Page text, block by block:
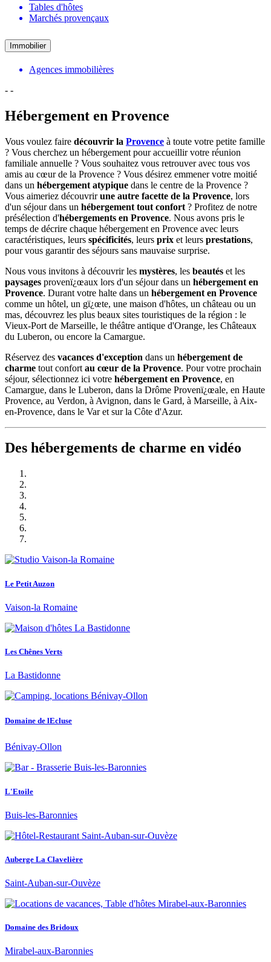
Tables d'hôtes
Marchés provençaux
Immobilier
Agences immobilières
- -
Hébergement en Provence
Vous voulez faire découvrir la Provence à toute votre petite famille
? Vous cherchez un hébergement pour accueillir votre réunion
familiale annuelle ? Vous souhaitez vous retrouver avec tous vos
amis au cœur de la Provence ? Vous désirez emmener votre moitié
dans un hébergement atypique dans le centre de la Provence ?
Vous aimeriez découvrirune autre facette de la Provence, lors
d'un séjour dans un hébergement tout confort ? Profitez de notre
présélection d'hébergements en Provence. Nous avons pris le
temps de décrire chaque hébergement en Provence avec leurs
caractéristiques, leurs spécificités, leurs prix et leurs prestations,
pour vous garantir des séjours sans mauvaise surprise.
Nous vous invitons à découvrir les mystères, les beautés et les
paysages provenï¿œaux lors d'un séjour dans un hébergement en
Provence. Durant votre halte dans un hébergement en Provence
comme un hôtel, un gï¿œte, une maison d'hôtes, un château ou un
mas, découvrez les plus beaux sites touristiques de la région : le
Vieux-Port de Marseille, le théâtre antique d'Orange, les Châteaux
du Luberon, ou encore la Camargue.
Réservez des vacances d'exception dans un hébergement de
charme tout confort au cœur de la Provence. Pour votre prochain
séjour, sélectionnez ici votre hébergement en Provence, en
Camargue, dans le Luberon, dans la Drôme Provenï¿œale, en Haute
Provence, au Verdon, à Avignon, dans le Gard, à Marseille, à Aix-
en-Provence, dans le Var et sur la Côte d'Azur.
Des hébergements de charme en vidéo
Le Petit Auzon
Vaison-la Romaine
Les Chênes Verts
La Bastidonne
Domaine de lEcluse
Bénivay-Ollon
L'Etoile
Buis-les-Baronnies
Auberge La Clavelière
Saint-Auban-sur-Ouvèze
Domaine des Bridoux
Mirabel-aux-Baronnies